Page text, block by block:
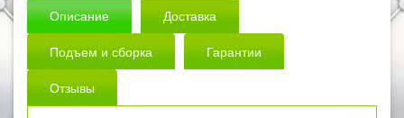
Описание
Доставка
Подъем и сборка
Гарантии
Отзывы